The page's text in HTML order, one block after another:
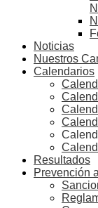
Noticias
Nuestros
Calendarios
Resultados
Prevención